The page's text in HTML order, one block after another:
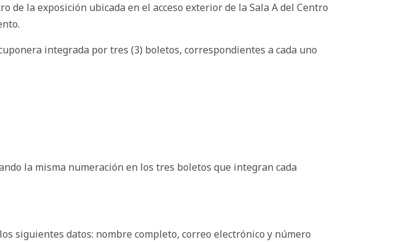
la exposición ubicada en el acceso exterior de la Sala A del Centro
integrada por tres (3) boletos, correspondientes a cada uno
la misma numeración en los tres boletos que integran cada
siguientes datos: nombre completo, correo electrónico y número